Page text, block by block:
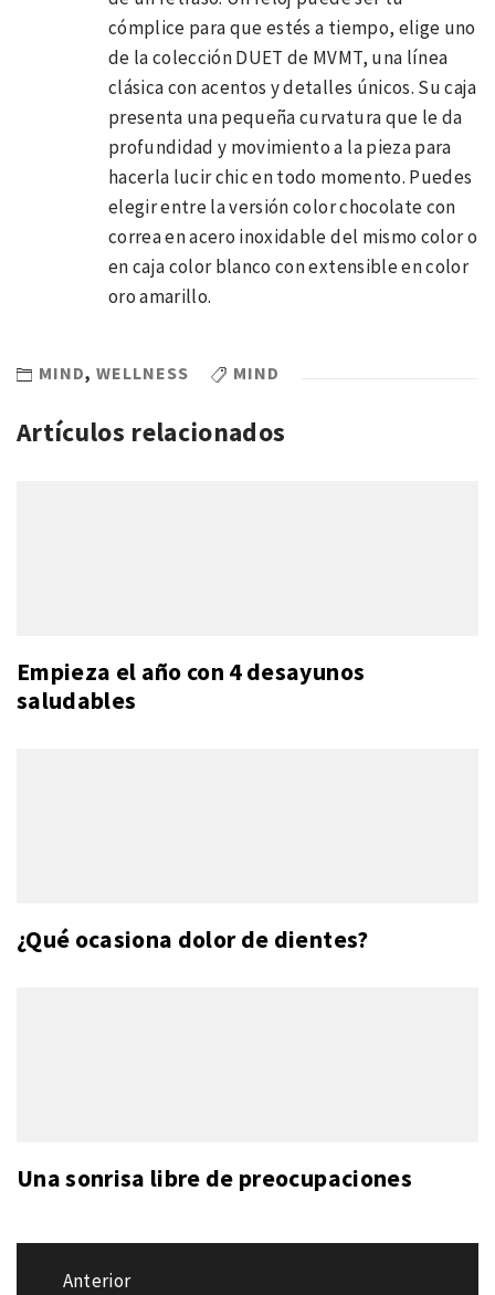
cómplice para que estés a tiempo, elige uno
de la colección DUET de MVMT, una línea
clásica con acentos y detalles únicos. Su caja
presenta una pequeña curvatura que le da
profundidad y movimiento a la pieza para
hacerla lucir chic en todo momento. Puedes
elegir entre la versión color chocolate con
correa en acero inoxidable del mismo color o
en caja color blanco con extensible en color
oro amarillo.
MIND, WELLNESS MIND
Artículos relacionados
Empieza el año con 4 desayunos
saludables
¿Qué ocasiona dolor de dientes?
Una sonrisa libre de preocupaciones
Navegación
Anterior